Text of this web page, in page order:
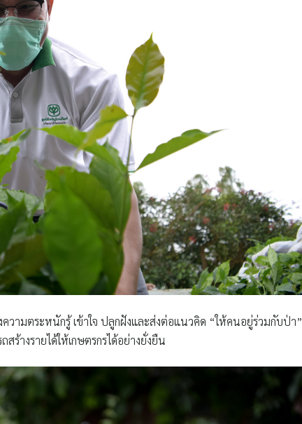
วามตระหนักรู้ เข้าใจ ปลูกฝังและส่งต่อแนวคิด “ให้คนอยู่ร่วมกับป่า”
างรายได้ให้เกษตรกรได้อย่างยั่งยืน